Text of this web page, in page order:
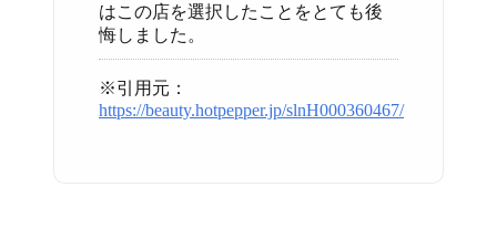
はこの店を選択したことをとても後
悔しました。
※引用元：
https://beauty.hotpepper.jp/slnH000360467/